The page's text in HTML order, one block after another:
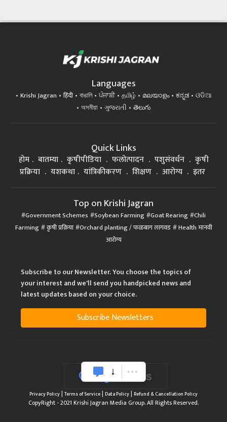
Languages
Krishi Jagran हिंदी বাঙালি ਪੰਜਾਬੀ தமிழ் മലയാളം ಕನ್ನಡ
ଓଡିଆ
অসমীয়া
ગુજરાતી తెలుగు
Quick Links
होम बातम्या कृषीपीडिया फलोत्पादन पशुसंवर्धन
कृषी
प्रक्रिया
यशकथा यांत्रिकीकरण शिक्षण आरोग्य इतर
Top on Krishi Jagran
Government Schemes Soybean Farming Goat Rearing Chili
Farming कृषी प्रक्रिया Orchard planting / फळबाग लागवड Health मानवी
आरोग्य
Subscribe to our Newsletter. You choose the topics of
your interest and we'll send you handpicked news and
latest updates based on your choice.
Subscribe Newsletters
Privacy Policy| Terms of Service| Data Policy| Refund & Cancellation Policy
CopyRight - 2021 Krishi Jagran Media Group. All Rights Reserved.